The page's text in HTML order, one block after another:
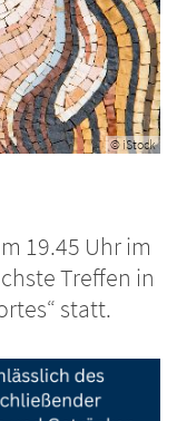
© iStock
19.45 Uhr im
Treffen in
statt.